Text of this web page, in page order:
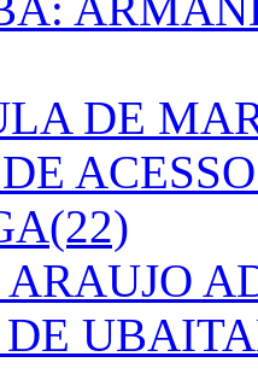
DE
ARAUJO
DE